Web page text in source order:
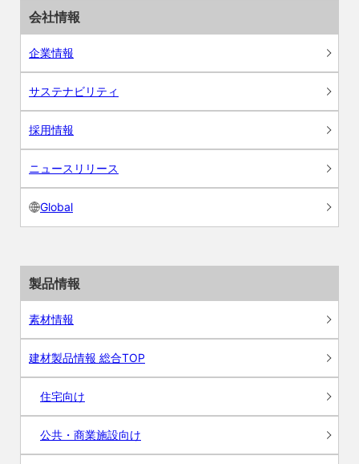
会社情報
企業情報
サステナビリティ
採用情報
ニュースリリース
Global
製品情報
素材情報
建材製品情報 総合TOP
住宅向け
公共・商業施設向け